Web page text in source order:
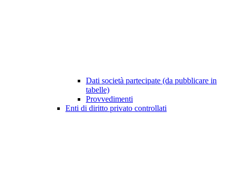
Dati società partecipate (da pubblicare in
tabelle)
Provvedimenti
Enti di diritto privato controllati